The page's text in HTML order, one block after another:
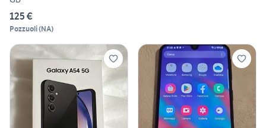
125 €
Pozzuoli(NA)